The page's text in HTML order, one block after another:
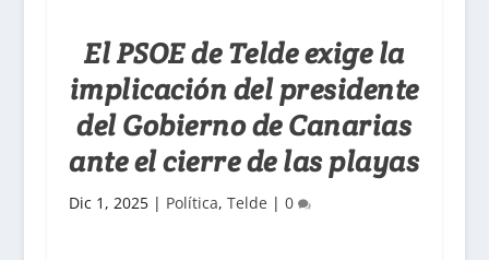
El PSOE de Telde exige la
implicación del presidente
del Gobierno de Canarias
ante el cierre de las playas
Dic 1, 2025| Política, Telde | 0